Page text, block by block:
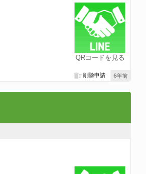
QRコードを見る
6年前
削除申請